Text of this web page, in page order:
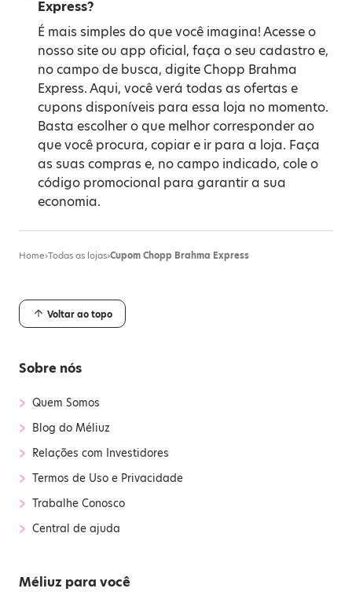
Express?
É mais simples do que você imagina! Acesse o
nosso site ou app oficial, faça o seu cadastro e,
no campo de busca, digite Chopp Brahma
Express. Aqui, você verá todas as ofertas e
cupons disponíveis para essa loja no momento.
Basta escolher o que melhor corresponder ao
que você procura, copiar e ir para a loja. Faça
as suas compras e, no campo indicado, cole o
código promocional para garantir a sua
economia.
Home›Todas as lojas›Cupom Chopp Brahma Express
Voltar ao topo
Sobre nós
› Quem Somos
› Blog do Méliuz
› Relações com Investidores
› Termos de Uso e Privacidade
› Trabalhe Conosco
› Central de ajuda
Méliuz para você